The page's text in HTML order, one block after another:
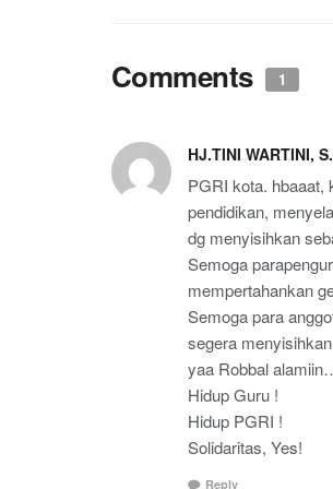
Comments 1
HJ.TINI WARTINI,
PGRI kota. hbaaat,
pendidikan,
dg menyisihkan
Semoga
mempertahankan
Semoga para
segera
yaa Robbal
Hidup Guru !
Hidup PGRI !
Solidaritas, Yes!
Reply